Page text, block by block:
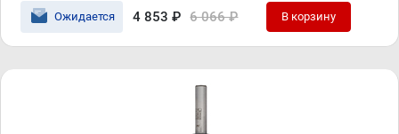
Ожидается 4 853 ₽ 6 066 ₽ В корзину